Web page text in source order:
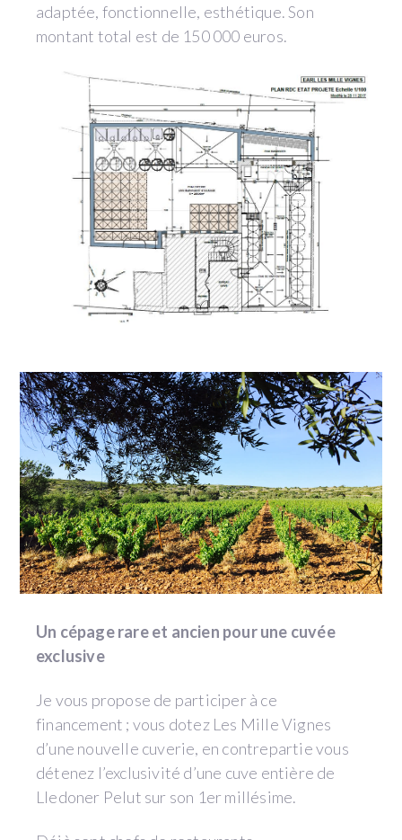
adaptée, fonctionnelle, esthétique. Son
montant total est de 150 000 euros.
Un cépage rare et ancien pour une cuvée
exclusive
Je vous propose de participer à ce
financement ; vous dotez Les Mille Vignes
d’une nouvelle cuverie, en contrepartie vous
détenez l’exclusivité d’une cuve entière de
Lledoner Pelut sur son 1er millésime.